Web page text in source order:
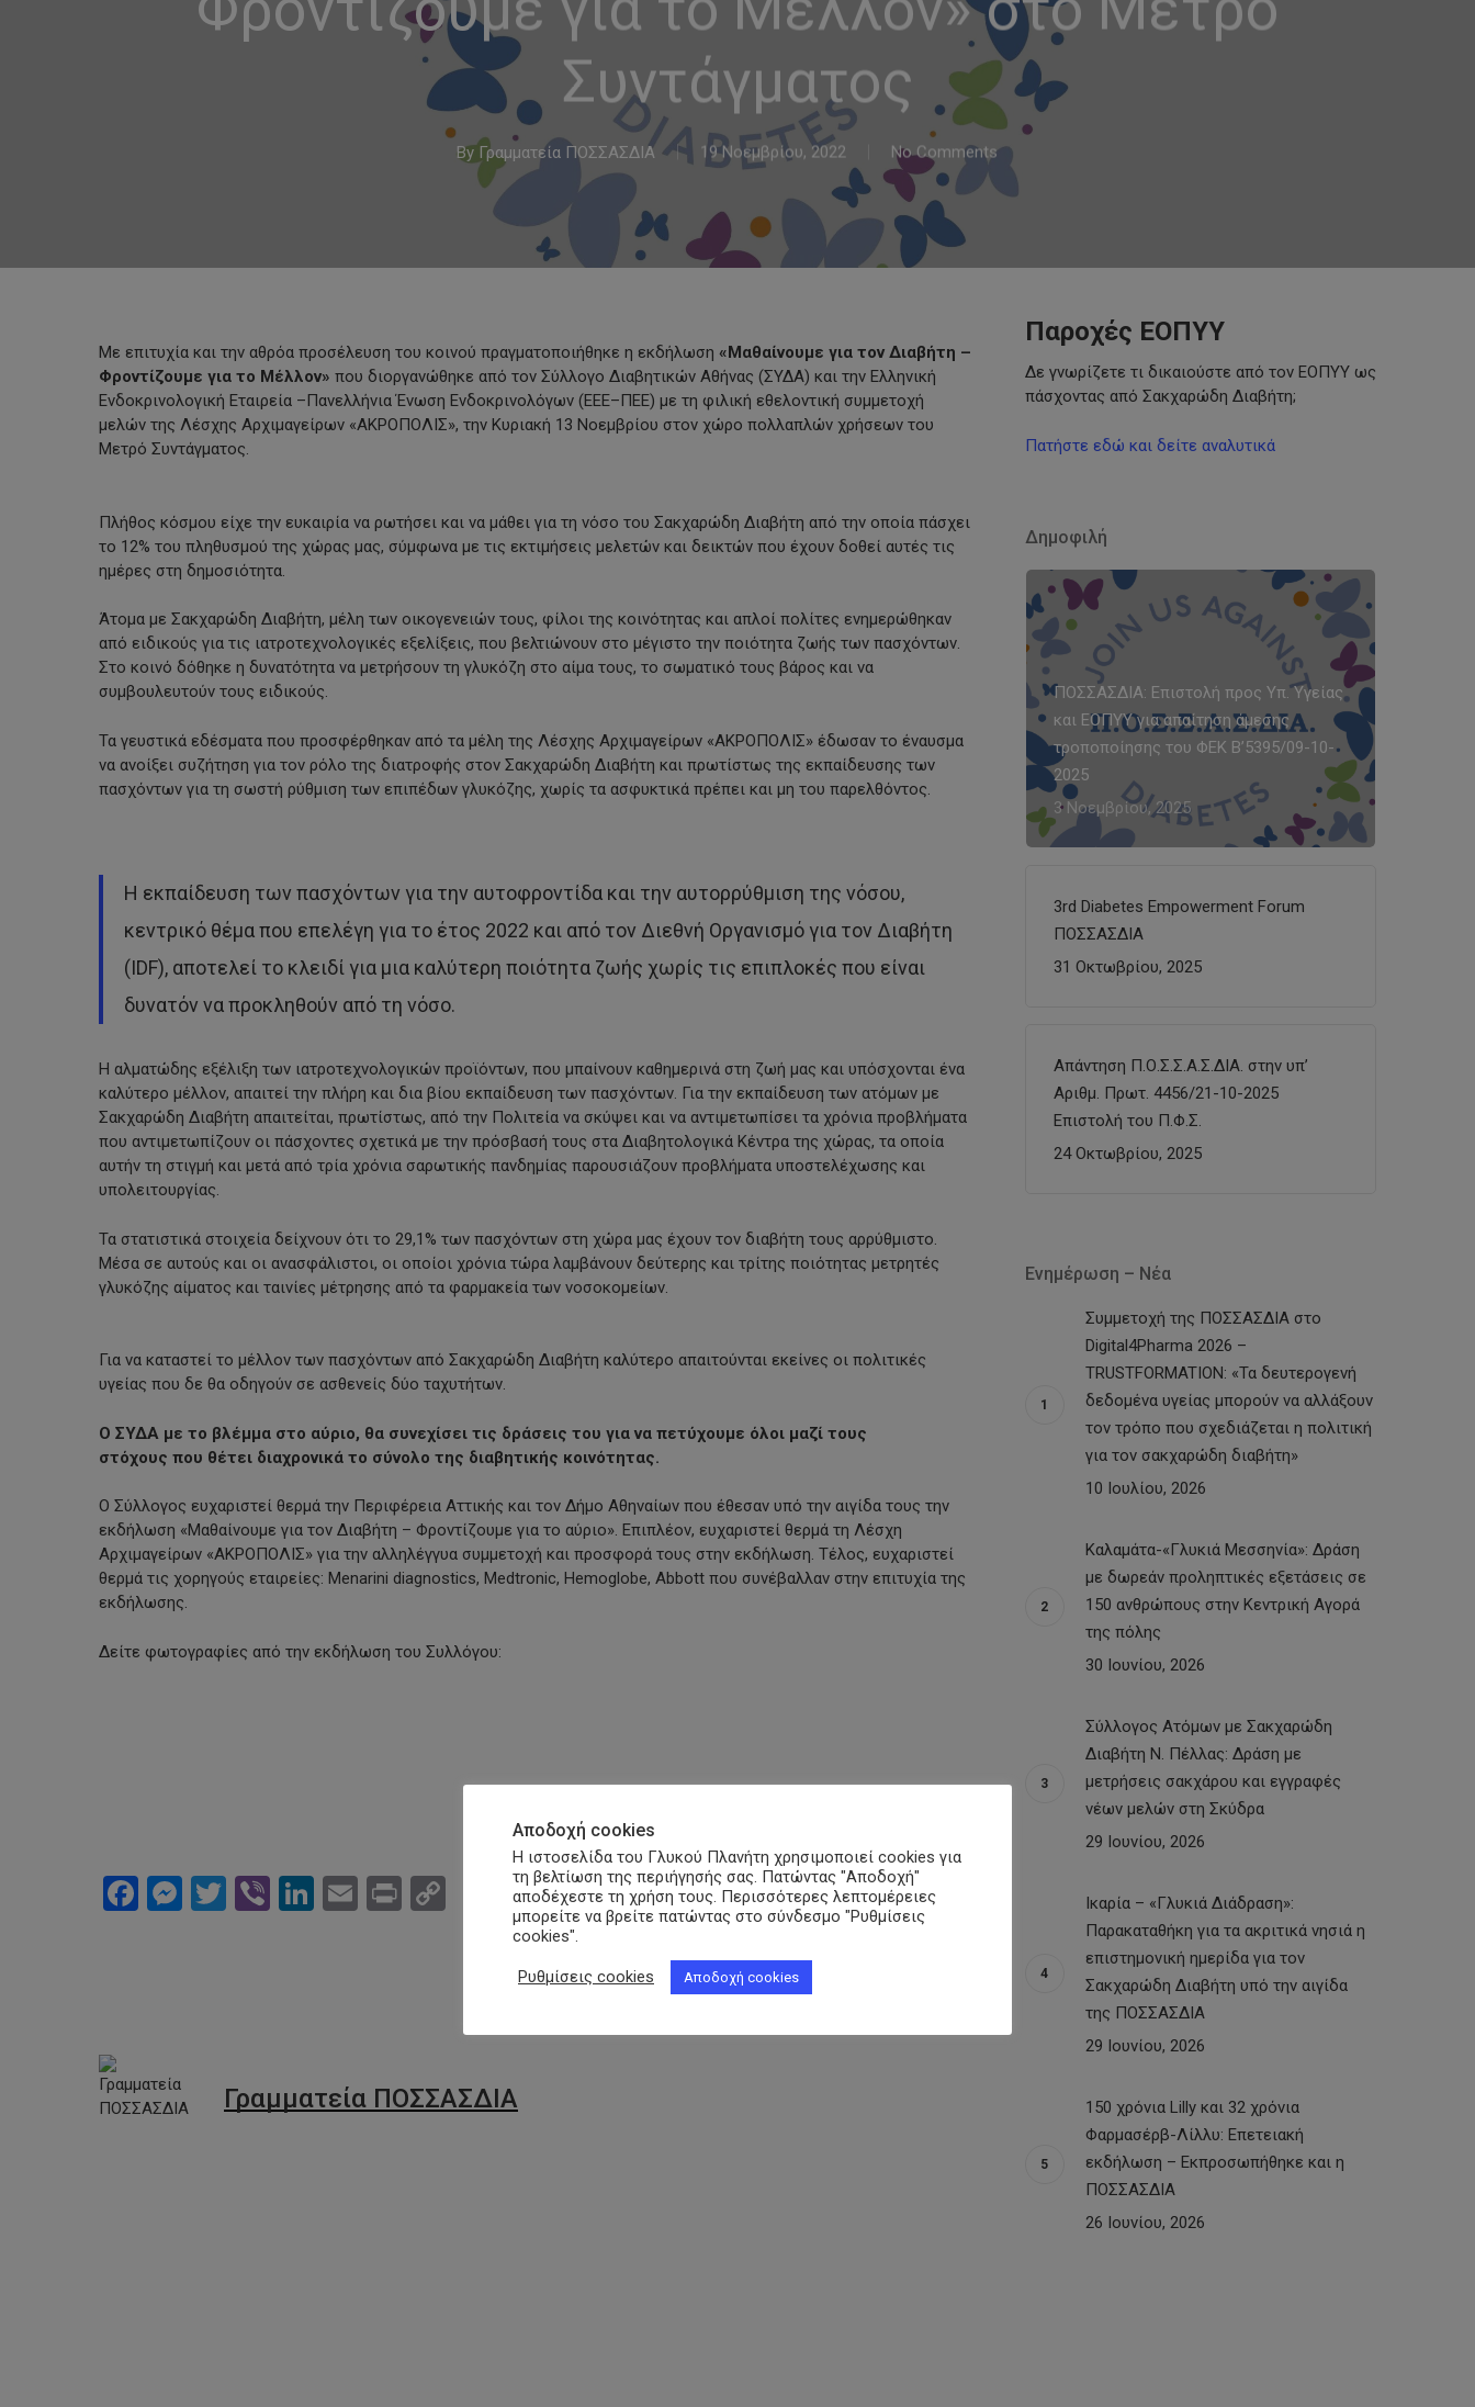
Hit enter to search or ESC to close
Συντάγματος
By Γραμματεία ΠΟΣΣΑΣΔΙΑ 19 Νοεμβρίου, 2022 No Comments
Με επιτυχία και την αθρόα προσέλευση του κοινού πραγματοποιήθηκε η εκδήλωση «Μαθαίνουμε για τον Διαβήτη –
Φροντίζουμε για το Μέλλον» που διοργανώθηκε από τον Σύλλογο Διαβητικών Αθήνας (ΣΥΔΑ) και την Ελληνική
Ενδοκρινολογική Εταιρεία –Πανελλήνια Ένωση Ενδοκρινολόγων (ΕΕΕ–ΠΕΕ) με τη φιλική εθελοντική συμμετοχή
μελών της Λέσχης Αρχιμαγείρων «ΑΚΡΟΠΟΛΙΣ», την Κυριακή 13 Νοεμβρίου στον χώρο πολλαπλών χρήσεων του
Μετρό Συντάγματος.
Πλήθος κόσμου είχε την ευκαιρία να ρωτήσει και να μάθει για τη νόσο του Σακχαρώδη Διαβήτη από την οποία πάσχει
το 12% του πληθυσμού της χώρας μας, σύμφωνα με τις εκτιμήσεις μελετών και δεικτών που έχουν δοθεί αυτές τις
ημέρες στη δημοσιότητα.
Άτομα με Σακχαρώδη Διαβήτη, μέλη των οικογενειών τους, φίλοι της κοινότητας και απλοί πολίτες ενημερώθηκαν
από ειδικούς για τις ιατροτεχνολογικές εξελίξεις, που βελτιώνουν στο μέγιστο την ποιότητα ζωής των πασχόντων.
Στο κοινό δόθηκε η δυνατότητα να μετρήσουν τη γλυκόζη στο αίμα τους, το σωματικό τους βάρος και να
συμβουλευτούν τους ειδικούς.
Τα γευστικά εδέσματα που προσφέρθηκαν από τα μέλη της Λέσχης Αρχιμαγείρων «ΑΚΡΟΠΟΛΙΣ» έδωσαν το έναυσμα
να ανοίξει συζήτηση για τον ρόλο της διατροφής στον Σακχαρώδη Διαβήτη και πρωτίστως της εκπαίδευσης των
πασχόντων για τη σωστή ρύθμιση των επιπέδων γλυκόζης, χωρίς τα ασφυκτικά πρέπει και μη του παρελθόντος.
Η εκπαίδευση των πασχόντων για την αυτοφροντίδα και την αυτορρύθμιση της νόσου,
κεντρικό θέμα που επελέγη για το έτος 2022 και από τον Διεθνή Οργανισμό για τον Διαβήτη
(IDF), αποτελεί το κλειδί για μια καλύτερη ποιότητα ζωής χωρίς τις επιπλοκές που είναι
δυνατόν να προκληθούν από τη νόσο.
Η αλματώδης εξέλιξη των ιατροτεχνολογικών προϊόντων, που μπαίνουν καθημερινά στη ζωή μας και υπόσχονται ένα
καλύτερο μέλλον, απαιτεί την πλήρη και δια βίου εκπαίδευση των πασχόντων. Για την εκπαίδευση των ατόμων με
Σακχαρώδη Διαβήτη απαιτείται, πρωτίστως, από την Πολιτεία να σκύψει και να αντιμετωπίσει τα χρόνια προβλήματα
που αντιμετωπίζουν οι πάσχοντες σχετικά με την πρόσβασή τους στα Διαβητολογικά Κέντρα της χώρας, τα οποία
αυτήν τη στιγμή και μετά από τρία χρόνια σαρωτικής πανδημίας παρουσιάζουν προβλήματα υποστελέχωσης και
υπολειτουργίας.
Τα στατιστικά στοιχεία δείχνουν ότι το 29,1% των πασχόντων στη χώρα μας έχουν τον διαβήτη τους αρρύθμιστο.
Μέσα σε αυτούς και οι ανασφάλιστοι, οι οποίοι χρόνια τώρα λαμβάνουν δεύτερης και τρίτης ποιότητας μετρητές
γλυκόζης αίματος και ταινίες μέτρησης από τα φαρμακεία των νοσοκομείων.
Για να καταστεί το μέλλον των πασχόντων από Σακχαρώδη Διαβήτη καλύτερο απαιτούνται εκείνες οι πολιτικές
υγείας που δε θα οδηγούν σε ασθενείς δύο ταχυτήτων.
Ο ΣΥΔΑ με το βλέμμα στο αύριο, θα συνεχίσει τις δράσεις του για να πετύχουμε όλοι μαζί τους
στόχους που θέτει διαχρονικά το σύνολο της διαβητικής κοινότητας.
Ο Σύλλογος ευχαριστεί θερμά την Περιφέρεια Αττικής και τον Δήμο Αθηναίων που έθεσαν υπό την αιγίδα τους την
εκδήλωση «Μαθαίνουμε για τον Διαβήτη – Φροντίζουμε για το αύριο». Επιπλέον, ευχαριστεί θερμά τη Λέσχη
Αρχιμαγείρων «ΑΚΡΟΠΟΛΙΣ» για την αλληλέγγυα συμμετοχή και προσφορά τους στην εκδήλωση. Τέλος, ευχαριστεί
θερμά τις χορηγούς εταιρείες: Menarini diagnostics, Medtronic, Hemoglobe, Abbott που συνέβαλλαν στην επιτυχία της
εκδήλωσης.
Δείτε φωτογραφίες από την εκδήλωση του Συλλόγου:
Facebook
Messenger
Twitter
ViberLinkedIn
Email
Print Copy
Γραμματεία ΠΟΣΣΑΣΔΙΑ
Παροχές ΕΟΠΥΥ
Δε γνωρίζετε τι δικαιούστε από τον ΕΟΠΥΥ ως
πάσχοντας από Σακχαρώδη Διαβήτη;
Πατήστε εδώ και δείτε αναλυτικά
Δημοφιλή
ΠΟΣΣΑΣΔΙΑ: Επιστολή προς Υπ. Υγείας
και ΕΟΠΥΥ για απαίτηση άμεσης
τροποποίησης του ΦΕΚ Β’5395/09-10-
2025
3 Νοεμβρίου, 2025
3rd Diabetes Empowerment Forum
ΠΟΣΣΑΣΔΙΑ
31 Οκτωβρίου, 2025
Απάντηση Π.Ο.Σ.Σ.Α.Σ.ΔΙΑ. στην υπ’
Αριθμ. Πρωτ. 4456/21-10-2025
Επιστολή του Π.Φ.Σ.
24 Οκτωβρίου, 2025
Ενημέρωση – Νέα
Συμμετοχή της ΠΟΣΣΑΣΔΙΑ στο
Digital4Pharma 2026 –
TRUSTFORMATION: «Τα δευτερογενή
δεδομένα υγείας μπορούν να αλλάξουν
τον τρόπο που σχεδιάζεται η πολιτική
για τον σακχαρώδη διαβήτη»
10 Ιουλίου, 2026
Καλαμάτα-«Γλυκιά Μεσσηνία»: Δράση
με δωρεάν προληπτικές εξετάσεις σε
150 ανθρώπους στην Κεντρική Αγορά
της πόλης
30 Ιουνίου, 2026
Σύλλογος Ατόμων με Σακχαρώδη
Διαβήτη Ν. Πέλλας: Δράση με
μετρήσεις σακχάρου και εγγραφές
νέων μελών στη Σκύδρα
29 Ιουνίου, 2026
Ικαρία – «Γλυκιά Διάδραση»:
Παρακαταθήκη για τα ακριτικά νησιά η
επιστημονική ημερίδα για τον
Σακχαρώδη Διαβήτη υπό την αιγίδα
της ΠΟΣΣΑΣΔΙΑ
29 Ιουνίου, 2026
150 χρόνια Lilly και 32 χρόνια
Φαρμασέρβ-Λίλλυ: Eπετειακή
εκδήλωση – Εκπροσωπήθηκε και η
ΠΟΣΣΑΣΔΙΑ
26 Ιουνίου, 2026
Αποδοχή cookies
Η ιστοσελίδα του Γλυκού Πλανήτη χρησιμοποιεί cookies για
τη βελτίωση της περιήγησής σας. Πατώντας "Αποδοχή"
αποδέχεστε τη χρήση τους. Περισσότερες λεπτομέρειες
μπορείτε να βρείτε πατώντας στο σύνδεσμο "Ρυθμίσεις
cookies".
Ρυθμίσεις cookies Αποδοχή cookies